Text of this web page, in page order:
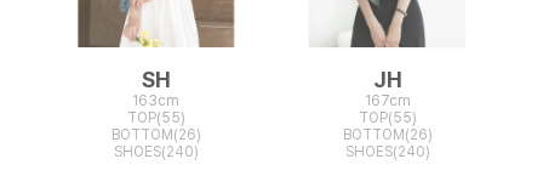
SH
163cm
TOP(55)
BOTTOM(26)
SHOES(240)
JH
167cm
TOP(55)
BOTTOM(26)
SHOES(240)